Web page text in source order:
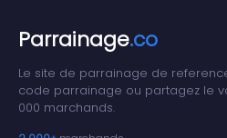
Parrainage.co
Le site de parrainage de
code parrainage ou partagez le
000 marchands.